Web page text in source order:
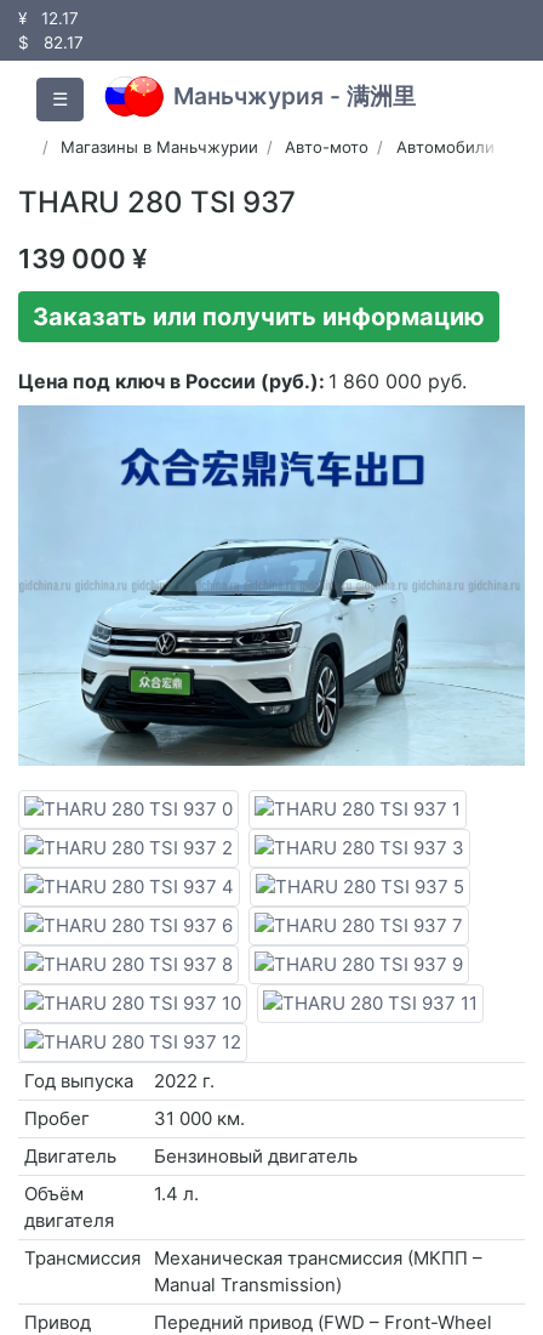
¥
12.17
$
82.17
☰ Маньчжурия - 满洲里
Магазины в Маньчжурии Авто-мото Автомобили
THARU 280 TSI 937
139 000 ¥
Заказать или получить информацию
Цена под ключ в России (руб.): 1 860 000 руб.
Год выпуска
2022 г.
Пробег
31 000 км.
Двигатель
Бензиновый двигатель
Объём
двигателя
1.4 л.
Трансмиссия
Механическая трансмиссия (МКПП –
Manual Transmission)
Привод
Передний привод (FWD – Front-Wheel